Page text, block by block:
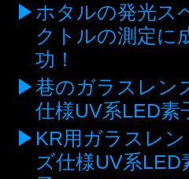
ホタルの発光ス
クトルの測定に
功！
巷のガラスレン
仕様UV系LED素
KR用ガラスレン
ズ仕様UV系LED